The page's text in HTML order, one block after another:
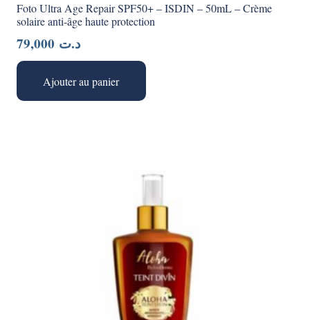
Foto Ultra Age Repair SPF50+ – ISDIN – 50mL – Crème
solaire anti-âge haute protection
د.ت
Ajouter au panier